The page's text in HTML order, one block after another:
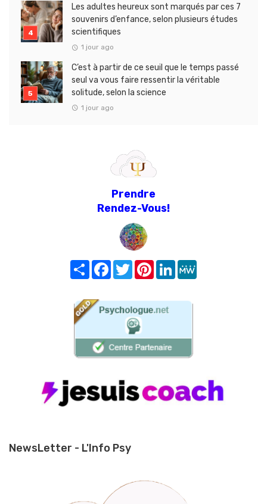
Les adultes heureux sont marqués par ces 7
souvenirs d’enfance, selon plusieurs études
scientifiques
1 jour ago
C’est à partir de ce seuil que le temps passé
seul va vous faire ressentir la véritable
solitude, selon la science
1 jour ago
Prendre
Rendez-Vous!
Share FacebookTwitterPinterest
LinkedIn
NewsLetter - L'Info Psy